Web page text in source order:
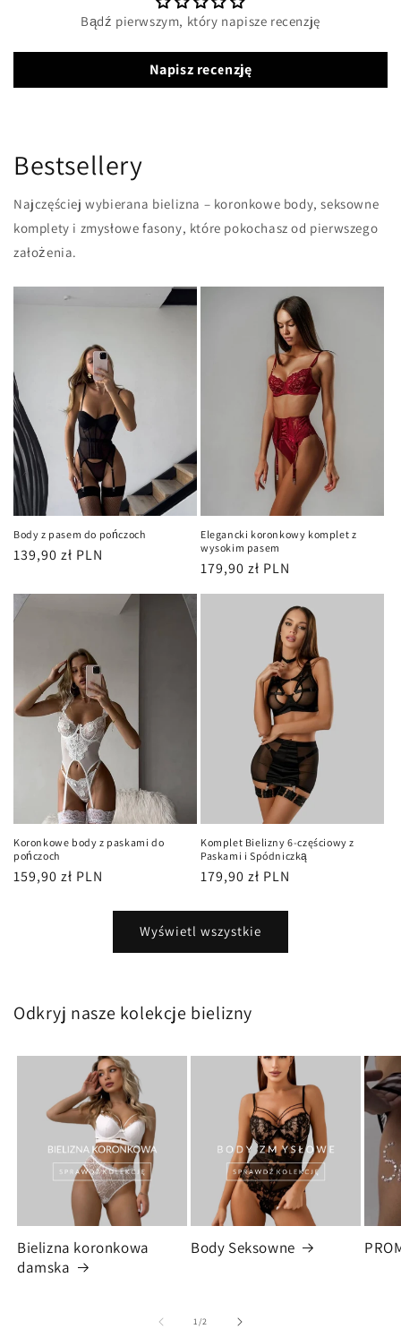
Bądź pierwszym, który napisze recenzję
Napisz recenzję
Bestsellery
Najczęściej wybierana bielizna – koronkowe body, seksowne
komplety i zmysłowe fasony, które pokochasz od pierwszego
założenia.
Body z pasem do pończoch
Cena
139,90 zł PLN
Elegancki koronkowy komplet z
wysokim pasem
Cena
179,90 zł PLN
Koronkowe body z paskami do
pończoch
Cena
159,90 zł PLN
Komplet Bielizny 6-częściowy z
Paskami i Spódniczką
Cena
179,90 zł PLN
Wyświetl wszystkie
Odkryj nasze kolekcje bielizny
Bielizna koronkowa
damska
Body Seksowne
1/z2